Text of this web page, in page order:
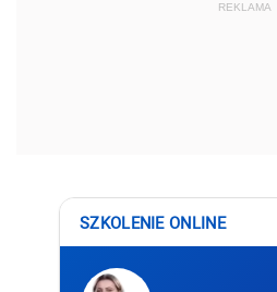
REKLAMA
SZKOLENIE ONLINE